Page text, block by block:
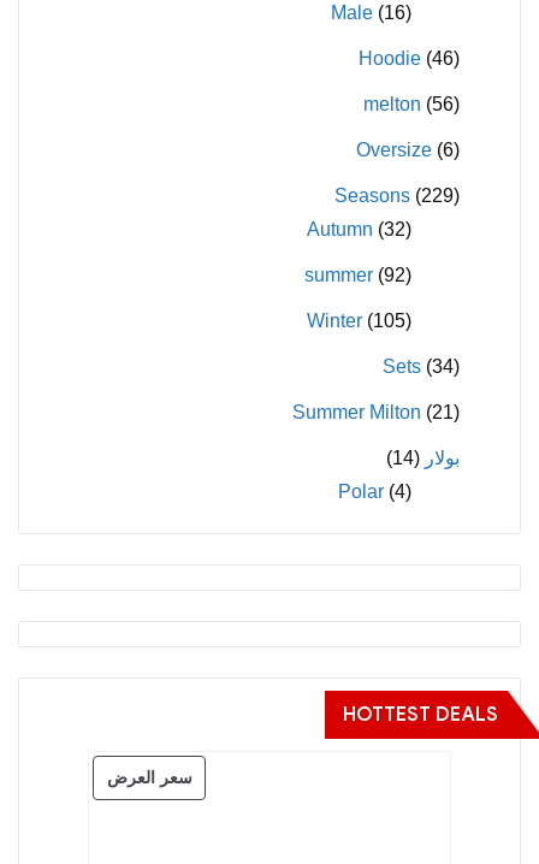
Male (16)
Hoodie (46)
melton (56)
Oversize (6)
Seasons (229)
Autumn (32)
summer (92)
Winter (105)
Sets (34)
Summer Milton (21)
بولار (14)
Polar (4)
HOTTEST DEALS
سعر العرض